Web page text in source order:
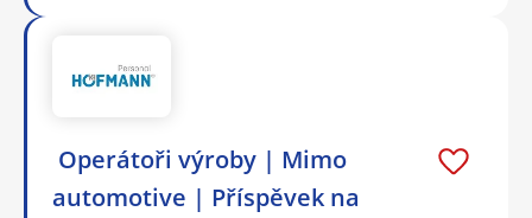
️ Operátoři výroby | Mimo
automotive | Příspěvek na